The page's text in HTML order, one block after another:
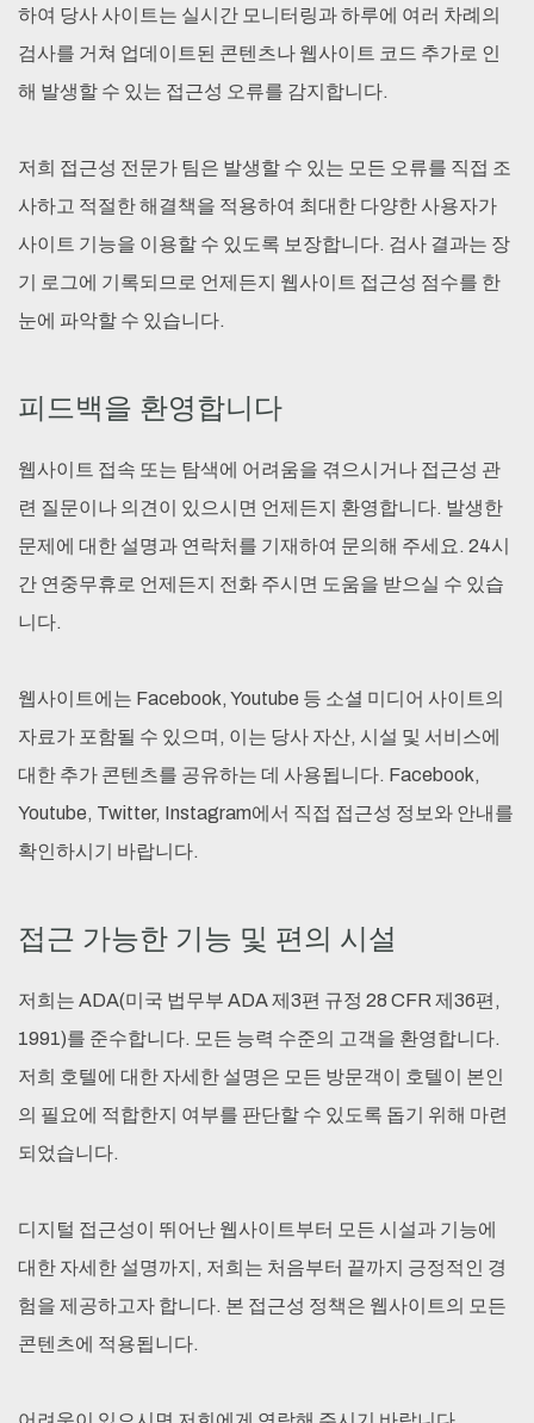
하여 당사 사이트는 실시간 모니터링과 하루에 여러 차례의
검사를 거쳐 업데이트된 콘텐츠나 웹사이트 코드 추가로 인
해 발생할 수 있는 접근성 오류를 감지합니다.
저희 접근성 전문가 팀은 발생할 수 있는 모든 오류를 직접 조
사하고 적절한 해결책을 적용하여 최대한 다양한 사용자가
사이트 기능을 이용할 수 있도록 보장합니다. 검사 결과는 장
기 로그에 기록되므로 언제든지 웹사이트 접근성 점수를 한
눈에 파악할 수 있습니다.
피드백을 환영합니다
웹사이트 접속 또는 탐색에 어려움을 겪으시거나 접근성 관
련 질문이나 의견이 있으시면 언제든지 환영합니다. 발생한
문제에 대한 설명과 연락처를 기재하여 문의해 주세요. 24시
간 연중무휴로 언제든지 전화 주시면 도움을 받으실 수 있습
니다.
웹사이트에는 Facebook, Youtube 등 소셜 미디어 사이트의
자료가 포함될 수 있으며, 이는 당사 자산, 시설 및 서비스에
대한 추가 콘텐츠를 공유하는 데 사용됩니다. Facebook,
Youtube, Twitter, Instagram에서 직접 접근성 정보와 안내를
확인하시기 바랍니다.
접근 가능한 기능 및 편의 시설
저희는 ADA(미국 법무부 ADA 제3편 규정 28 CFR 제36편,
1991)를 준수합니다. 모든 능력 수준의 고객을 환영합니다.
저희 호텔에 대한 자세한 설명은 모든 방문객이 호텔이 본인
의 필요에 적합한지 여부를 판단할 수 있도록 돕기 위해 마련
되었습니다.
디지털 접근성이 뛰어난 웹사이트부터 모든 시설과 기능에
대한 자세한 설명까지, 저희는 처음부터 끝까지 긍정적인 경
험을 제공하고자 합니다. 본 접근성 정책은 웹사이트의 모든
콘텐츠에 적용됩니다.